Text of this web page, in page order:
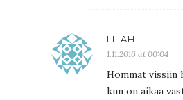
LILAH
1.11.2016 at 00:04
Hommat vissiin
kun on aikaa